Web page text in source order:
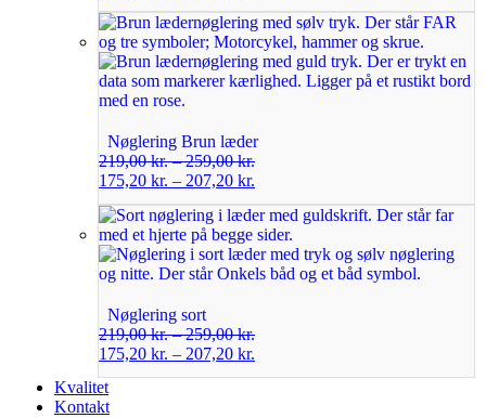
Nøglering Brun læder
219,00kr.–259,00kr.
175,20 kr. – 207,20 kr.
Nøglering sort
219,00kr.–259,00kr.
175,20 kr. – 207,20 kr.
Kvalitet
Kontakt